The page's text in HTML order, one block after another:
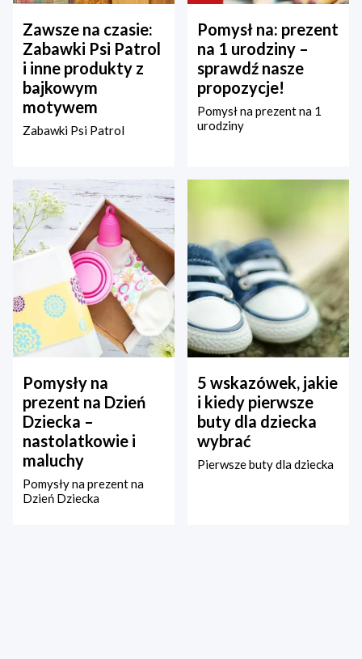
Zawsze na czasie:
Zabawki Psi Patrol
i inne produkty z
bajkowym
motywem
Zabawki Psi Patrol
Pomysł na: prezent
na 1 urodziny –
sprawdź nasze
propozycje!
Pomysł na prezent na 1
urodziny
Pomysły na
prezent na Dzień
Dziecka –
nastolatkowie i
maluchy
Pomysły na prezent na
Dzień Dziecka
5 wskazówek, jakie
i kiedy pierwsze
buty dla dziecka
wybrać
Pierwsze buty dla dziecka